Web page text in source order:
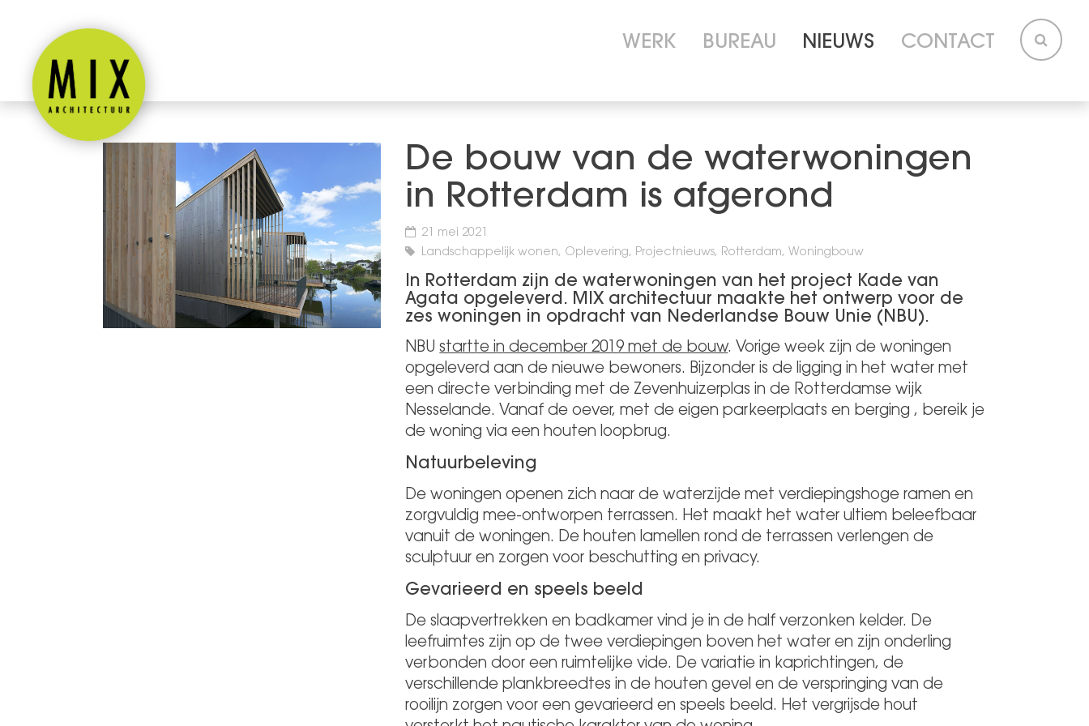
WERK BUREAU NIEUWS CONTACT
De bouw van de waterwoningen
in Rotterdam is afgerond
21 mei 2021
Landschappelijk wonen, Oplevering, Projectnieuws, Rotterdam, Woningbouw
In Rotterdam zijn de waterwoningen van het project Kade van
Agata opgeleverd. MIX architectuur maakte het ontwerp voor de
zes woningen in opdracht van Nederlandse Bouw Unie (NBU).
NBUstartte in december 2019 met de bouw. Vorige week zijn de woningen
opgeleverd aan de nieuwe bewoners. Bijzonder is de ligging in het water met
een directe verbinding met de Zevenhuizerplas in de Rotterdamse wijk
Nesselande. Vanaf de oever, met de eigen parkeerplaats en berging , bereik je
de woning via een houten loopbrug.
Natuurbeleving
De woningen openen zich naar de waterzijde met verdiepingshoge ramen en
zorgvuldig mee-ontworpen terrassen. Het maakt het water ultiem beleefbaar
vanuit de woningen. De houten lamellen rond de terrassen verlengen de
sculptuur en zorgen voor beschutting en privacy.
Gevarieerd en speels beeld
De slaapvertrekken en badkamer vind je in de half verzonken kelder. De
leefruimtes zijn op de twee verdiepingen boven het water en zijn onderling
verbonden door een ruimtelijke vide. De variatie in kaprichtingen, de
verschillende plankbreedtes in de houten gevel en de verspringing van de
rooilijn zorgen voor een gevarieerd en speels beeld. Het vergrijsde hout